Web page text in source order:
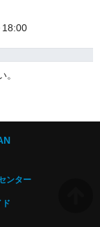
。
ンター
ド